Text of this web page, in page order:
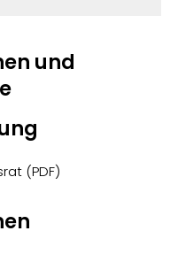
und
(PDF)